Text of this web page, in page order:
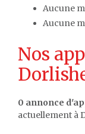
Aucune
Aucune
Nos
0 annonce
actuellement à